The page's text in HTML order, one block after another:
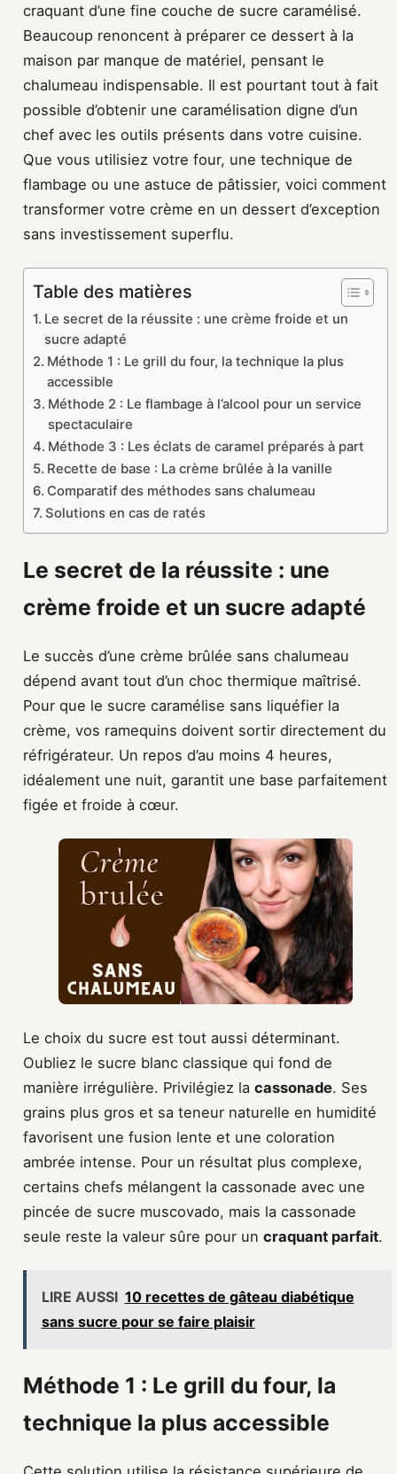
craquant d’une fine couche de sucre caramélisé.
Beaucoup renoncent à préparer ce dessert à la
maison par manque de matériel, pensant le
chalumeau indispensable. Il est pourtant tout à fait
possible d’obtenir une caramélisation digne d’un
chef avec les outils présents dans votre cuisine.
Que vous utilisiez votre four, une technique de
flambage ou une astuce de pâtissier, voici comment
transformer votre crème en un dessert d’exception
sans investissement superflu.
Table des matières
Le secret de la réussite : une crème froide et un
sucre adapté
Méthode 1 : Le grill du four, la technique la plus
accessible
Méthode 2 : Le flambage à l’alcool pour un service
spectaculaire
Méthode 3 : Les éclats de caramel préparés à part
Recette de base : La crème brûlée à la vanille
Comparatif des méthodes sans chalumeau
Solutions en cas de ratés
Le secret de la réussite : une
crème froide et un sucre adapté
Le succès d’une crème brûlée sans chalumeau
dépend avant tout d’un choc thermique maîtrisé.
Pour que le sucre caramélise sans liquéfier la
crème, vos ramequins doivent sortir directement du
réfrigérateur. Un repos d’au moins 4 heures,
idéalement une nuit, garantit une base parfaitement
figée et froide à cœur.
Le choix du sucre est tout aussi déterminant.
Oubliez le sucre blanc classique qui fond de
manière irrégulière. Privilégiez la cassonade. Ses
grains plus gros et sa teneur naturelle en humidité
favorisent une fusion lente et une coloration
ambrée intense. Pour un résultat plus complexe,
certains chefs mélangent la cassonade avec une
pincée de sucre muscovado, mais la cassonade
seule reste la valeur sûre pour un craquant parfait.
LIRE AUSSI 10 recettes de gâteau diabétique
sans sucre pour se faire plaisir
Méthode 1 : Le grill du four, la
technique la plus accessible